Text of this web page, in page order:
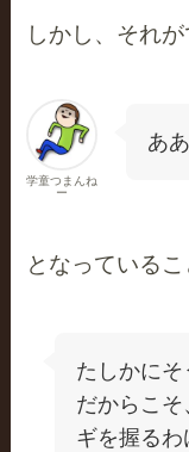
しかし、それ
学童つまんね
ー
あ
となっている
たしかにそ
だからこ
ギを握るわ